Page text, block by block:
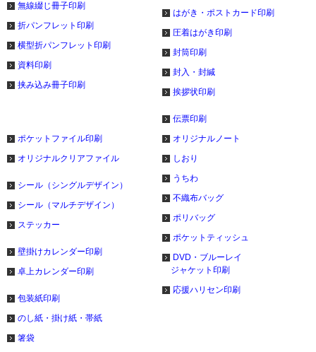
無線綴じ冊子印刷
折パンフレット印刷
横型折パンフレット印刷
資料印刷
挟み込み冊子印刷
はがき・ポストカード印刷
圧着はがき印刷
封筒印刷
封入・封緘
挨拶状印刷
伝票印刷
ポケットファイル印刷
オリジナルクリアファイル
シール（シングルデザイン）
シール（マルチデザイン）
ステッカー
壁掛けカレンダー印刷
卓上カレンダー印刷
包装紙印刷
のし紙・掛け紙・帯紙
箸袋
オリジナルノート
しおり
うちわ
不織布バッグ
ポリバッグ
ポケットティッシュ
DVD・ブルーレイ
ジャケット印刷
応援ハリセン印刷